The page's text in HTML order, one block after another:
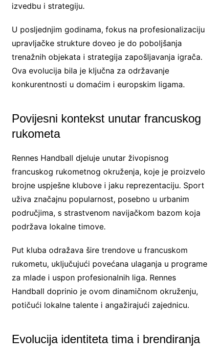
izvedbu i strategiju.
U posljednjim godinama, fokus na profesionalizaciju
upravljačke strukture doveo je do poboljšanja
trenažnih objekata i strategija zapošljavanja igrača.
Ova evolucija bila je ključna za održavanje
konkurentnosti u domaćim i europskim ligama.
Povijesni kontekst unutar francuskog
rukometa
Rennes Handball djeluje unutar živopisnog
francuskog rukometnog okruženja, koje je proizvelo
brojne uspješne klubove i jaku reprezentaciju. Sport
uživa značajnu popularnost, posebno u urbanim
područjima, s strastvenom navijačkom bazom koja
podržava lokalne timove.
Put kluba odražava šire trendove u francuskom
rukometu, uključujući povećana ulaganja u programe
za mlade i uspon profesionalnih liga. Rennes
Handball doprinio je ovom dinamičnom okruženju,
potičući lokalne talente i angažirajući zajednicu.
Evolucija identiteta tima i brendiranja